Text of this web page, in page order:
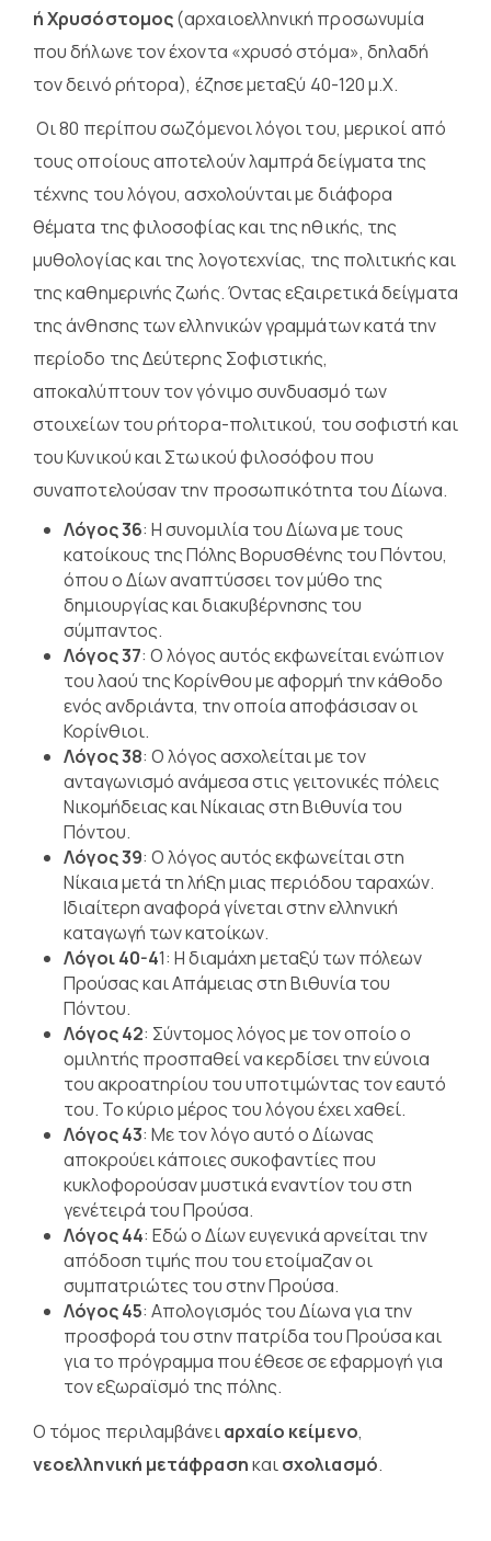
ή Χρυσόστομος(αρχαιοελληνική προσωνυμία
που δήλωνε τον έχοντα «χρυσό στόμα», δηλαδή
τον δεινό ρήτορα), έζησε μεταξύ 40-120 μ.Χ.
Οι 80 περίπου σωζόμενοι λόγοι του, μερικοί από
τους οποίους αποτελούν λαμπρά δείγματα της
τέχνης του λόγου, ασχολούνται με διάφορα
θέματα της φιλοσοφίας και της ηθικής, της
μυθολογίας και της λογοτεχνίας, της πολιτικής και
της καθημερινής ζωής. Όντας εξαιρετικά δείγματα
της άνθησης των ελληνικών γραμμάτων κατά την
περίοδο της Δεύτερης Σοφιστικής,
αποκαλύπτουν τον γόνιμο συνδυασμό των
στοιχείων του ρήτορα-πολιτικού, του σοφιστή και
του Κυνικού και Στωικού φιλοσόφου που
συναποτελούσαν την προσωπικότητα του Δίωνα.
Λόγος 36: Η συνομιλία του Δίωνα με τους
κατοίκους της Πόλης Βορυσθένης του Πόντου,
όπου ο Δίων αναπτύσσει τον μύθο της
δημιουργίας και διακυβέρνησης του
σύμπαντος.
Λόγος 37: Ο λόγος αυτός εκφωνείται ενώπιον
του λαού της Κορίνθου με αφορμή την κάθοδο
ενός ανδριάντα, την οποία αποφάσισαν οι
Κορίνθιοι.
Λόγος 38: Ο λόγος ασχολείται με τον
ανταγωνισμό ανάμεσα στις γειτονικές πόλεις
Νικομήδειας και Νίκαιας στη Βιθυνία του
Πόντου.
Λόγος 39: Ο λόγος αυτός εκφωνείται στη
Νίκαια μετά τη λήξη μιας περιόδου ταραχών.
Ιδιαίτερη αναφορά γίνεται στην ελληνική
καταγωγή των κατοίκων.
Λόγοι 40-41: Η διαμάχη μεταξύ των πόλεων
Προύσας και Απάμειας στη Βιθυνία του
Πόντου.
Λόγος 42: Σύντομος λόγος με τον οποίο ο
ομιλητής προσπαθεί να κερδίσει την εύνοια
του ακροατηρίου του υποτιμώντας τον εαυτό
του. Το κύριο μέρος του λόγου έχει χαθεί.
Λόγος 43: Με τον λόγο αυτό ο Δίωνας
αποκρούει κάποιες συκοφαντίες που
κυκλοφορούσαν μυστικά εναντίον του στη
γενέτειρά του Προύσα.
Λόγος 44: Εδώ ο Δίων ευγενικά αρνείται την
απόδοση τιμής που του ετοίμαζαν οι
συμπατριώτες του στην Προύσα.
Λόγος 45: Απολογισμός του Δίωνα για την
προσφορά του στην πατρίδα του Προύσα και
για το πρόγραμμα που έθεσε σε εφαρμογή για
τον εξωραϊσμό της πόλης.
Ο τόμος περιλαμβάνειαρχαίο κείμενο,
νεοελληνική μετάφρασηκαισχολιασμό.